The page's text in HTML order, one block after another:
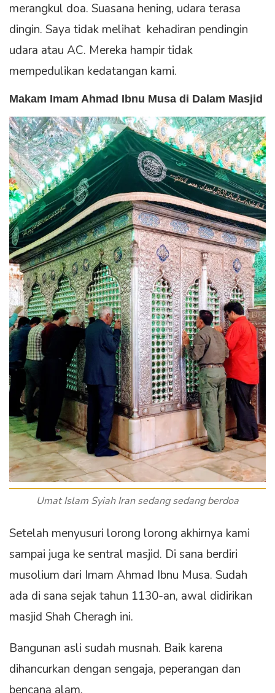
merangkul doa. Suasana hening, udara terasa
dingin. Saya tidak melihat kehadiran pendingin
udara atau AC. Mereka hampir tidak
mempedulikan kedatangan kami.
Makam Imam Ahmad Ibnu Musa di Dalam Masjid
Umat Islam Syiah Iran sedang sedang berdoa
Setelah menyusuri lorong lorong akhirnya kami
sampai juga ke sentral masjid. Di sana berdiri
musolium dari Imam Ahmad Ibnu Musa. Sudah
ada di sana sejak tahun 1130-an, awal didirikan
masjid Shah Cheragh ini.
Bangunan asli sudah musnah. Baik karena
dihancurkan dengan sengaja, peperangan dan